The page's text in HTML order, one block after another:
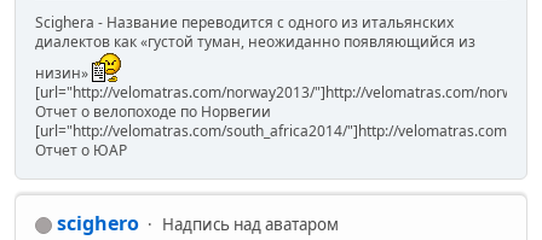
Scighera - Название переводится с одного из итальянских
диалектов как «густой туман, неожиданно появляющийся из
низин»
[url="http://velomatras.com/norway2013/"]http://velomatras.com/
Отчет о велопоходе по Норвегии
[url="http://velomatras.com/south_africa2014/"]http://velomatras.com/
Отчет о ЮАР
scighero
Надпись над аватаром